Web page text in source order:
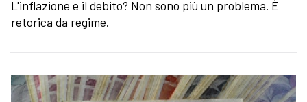
L'inflazione e il debito? Non sono più un problema. È
retorica da regime.